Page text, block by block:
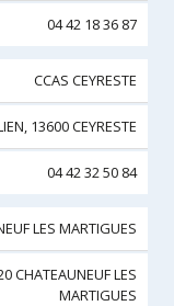
04 42 18 36 87
CCAS CEYRESTE
13600 CEYRESTE
04 42 32 50 84
LES MARTIGUES
CHATEAUNEUF LES
MARTIGUES